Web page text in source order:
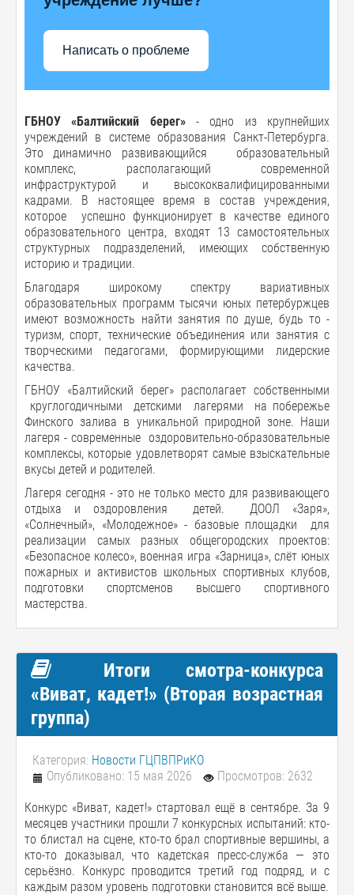
Написать о проблеме
ГБНОУ «Балтийский берег»- одно из крупнейших
учреждений в системе образования Санкт-Петербурга.
Это динамично развивающийся образовательный
комплекс, располагающий современной
инфраструктурой и высококвалифицированными
кадрами. В настоящее время в состав учреждения,
которое успешно функционирует в качестве единого
образовательного центра, входят 13 самостоятельных
структурных подразделений, имеющих собственную
историю и традиции.
Благодаря широкому спектру вариативных
образовательных программ тысячи юных петербуржцев
имеют возможность найти занятия по душе, будь то -
туризм, спорт, технические объединения или занятия с
творческими педагогами, формирующими лидерские
качества.
ГБНОУ «Балтийский берег» располагает собственными
круглогодичными детскими лагерями на побережье
Финского залива в уникальной природной зоне. Наши
лагеря - современные оздоровительно-образовательные
комплексы, которые удовлетворят самые взыскательные
вкусы детей и родителей.
Лагеря сегодня - это не только место для развивающего
отдыха и оздоровления детей. ДООЛ «Заря»,
«Солнечный», «Молодежное» - базовые площадки для
реализации самых разных общегородских проектов:
«Безопасное колесо», военная игра «Зарница», слёт юных
пожарных и активистов школьных спортивных клубов,
подготовки спортсменов высшего спортивного
мастерства.
Итоги смотра-конкурса
«Виват, кадет!» (Вторая возрастная
группа)
Категория: Новости ГЦПВПРиКО
Опубликовано: 15 мая 2026
Просмотров: 2632
Конкурс «Виват, кадет!» стартовал ещё в сентябре. За 9
месяцев участники прошли 7 конкурсных испытаний: кто-
то блистал на сцене, кто-то брал спортивные вершины, а
кто-то доказывал, что кадетская пресс-служба — это
серьёзно. Конкурс проводится третий год подряд, и с
каждым разом уровень подготовки становится всё выше.